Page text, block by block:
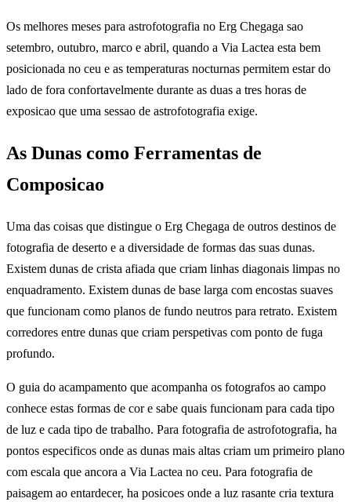
Os melhores meses para astrofotografia no Erg Chegaga sao
setembro, outubro, marco e abril, quando a Via Lactea esta bem
posicionada no ceu e as temperaturas nocturnas permitem estar do
lado de fora confortavelmente durante as duas a tres horas de
exposicao que uma sessao de astrofotografia exige.
As Dunas como Ferramentas de
Composicao
Uma das coisas que distingue o Erg Chegaga de outros destinos de
fotografia de deserto e a diversidade de formas das suas dunas.
Existem dunas de crista afiada que criam linhas diagonais limpas no
enquadramento. Existem dunas de base larga com encostas suaves
que funcionam como planos de fundo neutros para retrato. Existem
corredores entre dunas que criam perspetivas com ponto de fuga
profundo.
O guia do acampamento que acompanha os fotografos ao campo
conhece estas formas de cor e sabe quais funcionam para cada tipo
de luz e cada tipo de trabalho. Para fotografia de astrofotografia, ha
pontos especificos onde as dunas mais altas criam um primeiro plano
com escala que ancora a Via Lactea no ceu. Para fotografia de
paisagem ao entardecer, ha posicoes onde a luz rasante cria textura